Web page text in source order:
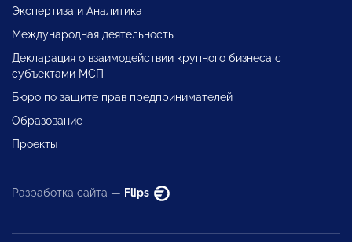
Экспертиза и Аналитика
Международная деятельность
Декларация о взаимодействии крупного бизнеса с
субъектами МСП
Бюро по защите прав предпринимателей
Образование
Проекты
Разработка сайта — Flips